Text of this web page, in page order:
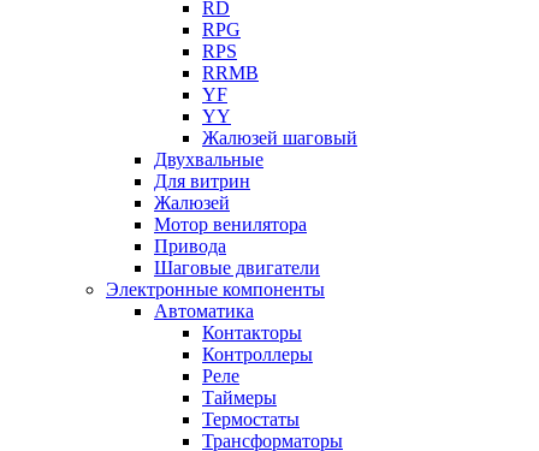
RD
RPG
RPS
RRMB
YF
YY
Жалюзей шаговый
Двухвальные
Для витрин
Жалюзей
Мотор венилятора
Привода
Шаговые двигатели
Электронные компоненты
Автоматика
Контакторы
Контроллеры
Реле
Таймеры
Термостаты
Трансформаторы